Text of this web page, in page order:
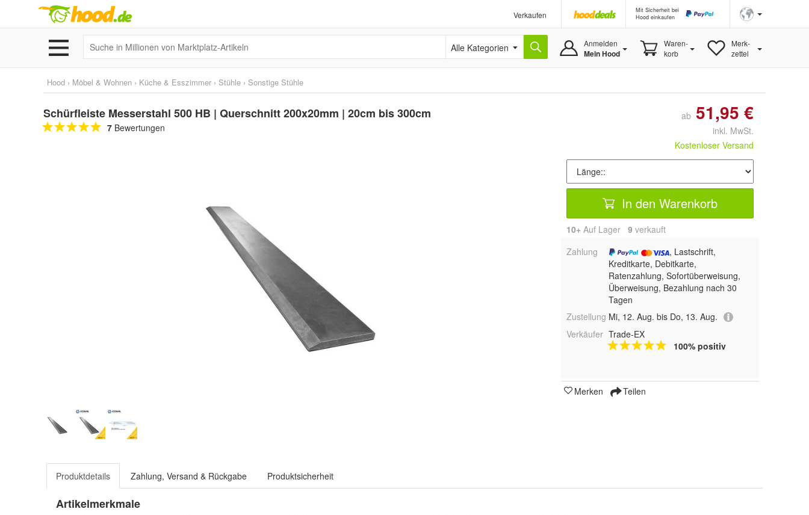
Verkaufen
Mit Sicherheit bei
Hood einkaufen
Alle Kategorien Anmelden
Mein Hood
Waren-
korb
Merk-
zettel
Hood › Möbel & Wohnen › Küche & Esszimmer › Stühle › Sonstige Stühle
Schürfleiste Messerstahl 500 HB | Querschnitt 200x20mm | 20cm bis 300cm
7 Bewertungen
ab 51,95 €
inkl. MwSt.
Kostenloser Versand
In den Warenkorb
10+ Auf Lager 9 verkauft
Zahlung
, Lastschrift,
Kreditkarte, Debitkarte,
Ratenzahlung, Sofortüberweisung,
Überweisung, Bezahlung nach 30
Tagen
Zustellung Mi, 12. Aug. bis Do, 13. Aug.
Verkäufer Trade-EX
100% positiv
Merken Teilen
Produktdetails Zahlung, Versand & Rückgabe Produktsicherheit
Artikelmerkmale